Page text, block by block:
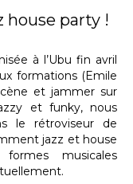
house party !
à l’Ubu fin avril
formations (Emile
et jammer sur
et funky, nous
le rétroviseur de
jazz et house
musicales